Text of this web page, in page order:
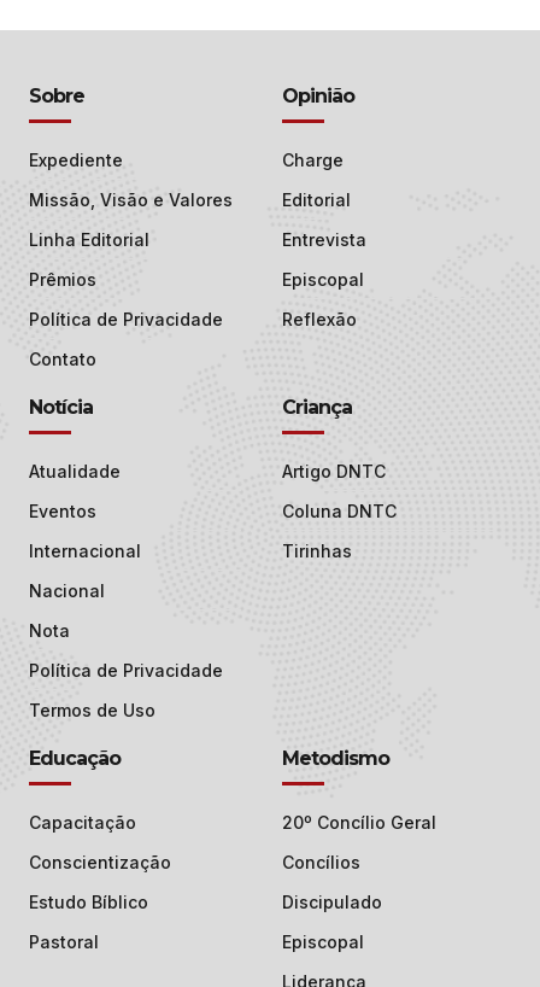
Sobre
Expediente
Missão, Visão e Valores
Linha Editorial
Prêmios
Política de Privacidade
Contato
Opinião
Charge
Editorial
Entrevista
Episcopal
Reflexão
Notícia
Atualidade
Eventos
Internacional
Nacional
Nota
Política de Privacidade
Termos de Uso
Criança
Artigo DNTC
Coluna DNTC
Tirinhas
Educação
Capacitação
Conscientização
Estudo Bíblico
Pastoral
Metodismo
20º Concílio Geral
Concílios
Discipulado
Episcopal
Liderança